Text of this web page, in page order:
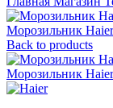
Морозильник
Back to products
Морозильник